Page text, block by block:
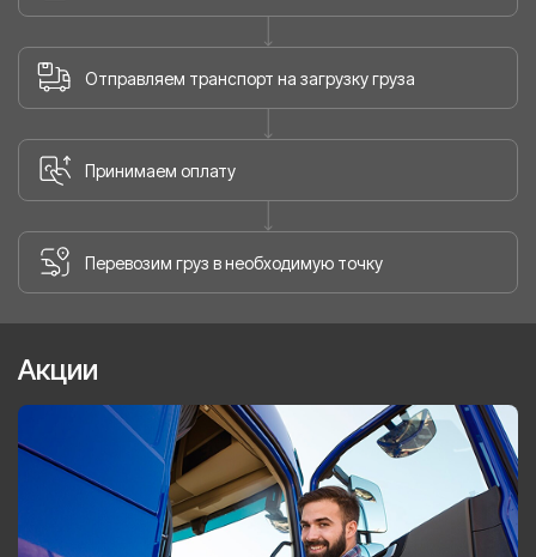
Отправляем транспорт на загрузку груза
Принимаем оплату
Перевозим груз в необходимую точку
Акции